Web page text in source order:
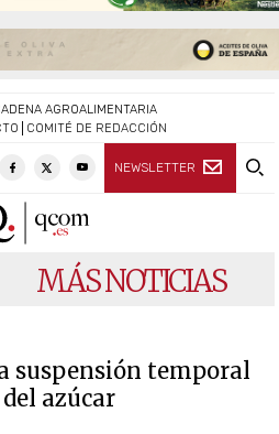
COMITÉ DE REDACCIÓN
NEWSLETTER
AGROALIMENTARIA
MÁS NOTICIAS
suspensión temporal
azúcar